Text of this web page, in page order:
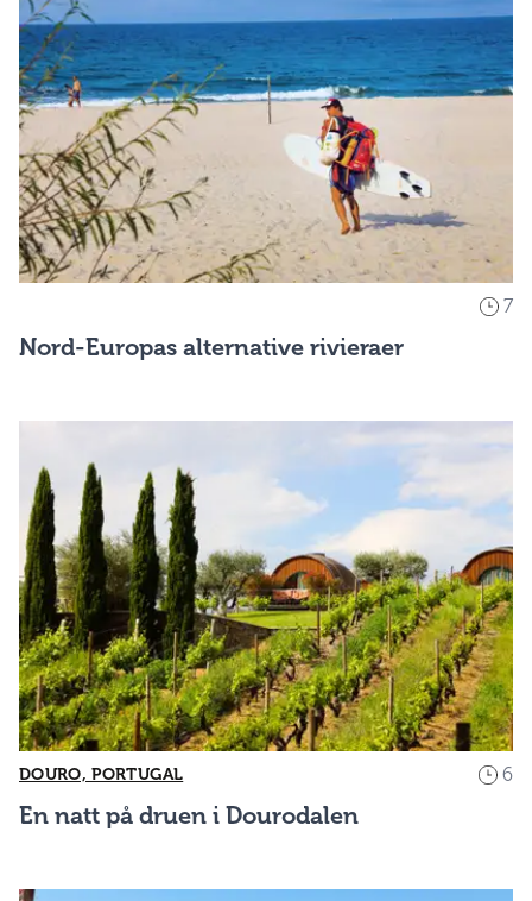
7
Nord-Europas alternative rivieraer
DOURO, PORTUGAL 6
En natt på druen i Dourodalen